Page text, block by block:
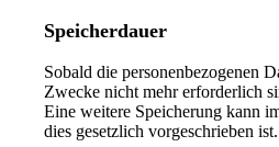
Speicherdauer
Sobald die personenbezogenen
Zwecke nicht mehr erforderlich
Eine weitere Speicherung kann
dies gesetzlich vorgeschrieben ist.